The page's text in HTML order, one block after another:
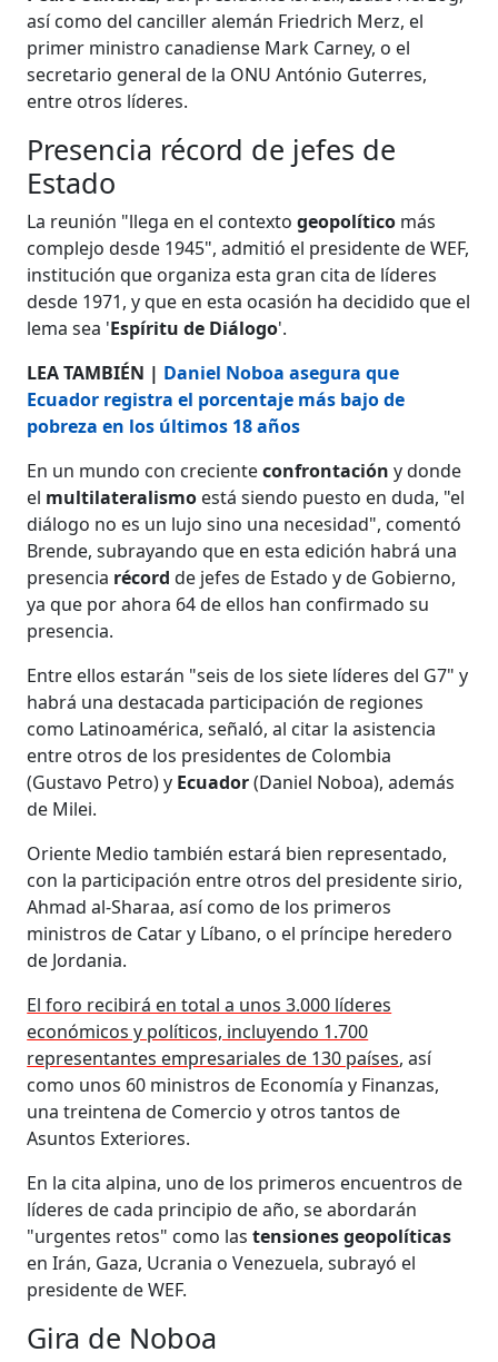
así como del canciller alemán Friedrich Merz, el
primer ministro canadiense Mark Carney, o el
secretario general de la ONU António Guterres,
entre otros líderes.
Presencia récord de jefes de
Estado
La reunión "llega en el contextogeopolítico más
complejo desde 1945", admitió el presidente de WEF,
institución que organiza esta gran cita de líderes
desde 1971, y que en esta ocasión ha decidido que el
lema sea 'Espíritu de Diálogo'.
LEA TAMBIÉN | Daniel Noboa asegura que
Ecuador registra el porcentaje más bajo de
pobreza en los últimos 18 años
En un mundo con crecienteconfrontación y donde
el multilateralismo está siendo puesto en duda, "el
diálogo no es un lujo sino una necesidad", comentó
Brende, subrayando que en esta edición habrá una
presencia récord de jefes de Estado y de Gobierno,
ya que por ahora 64 de ellos han confirmado su
presencia.
Entre ellos estarán "seis de los siete líderes del G7" y
habrá una destacada participación de regiones
como Latinoamérica, señaló, al citar la asistencia
entre otros de los presidentes de Colombia
(Gustavo Petro) y Ecuador(Daniel Noboa), además
de Milei.
Oriente Medio también estará bien representado,
con la participación entre otros del presidente sirio,
Ahmad al-Sharaa, así como de los primeros
ministros de Catar y Líbano, o el príncipe heredero
de Jordania.
El foro recibirá en total a unos 3.000 líderes
económicos y políticos, incluyendo 1.700
representantes empresariales de 130 países, así
como unos 60 ministros de Economía y Finanzas,
una treintena de Comercio y otros tantos de
Asuntos Exteriores.
En la cita alpina, uno de los primeros encuentros de
líderes de cada principio de año, se abordarán
"urgentes retos" como lastensionesgeopolíticas
en Irán, Gaza, Ucrania o Venezuela, subrayó el
presidente de WEF.
Gira de Noboa